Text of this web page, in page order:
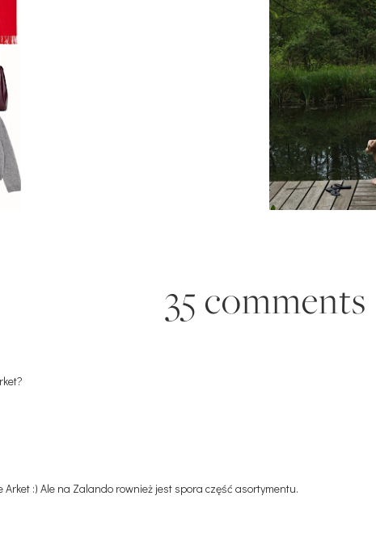
35 comments
Arket :) Ale na Zalando rownież jest spora część asortymentu.